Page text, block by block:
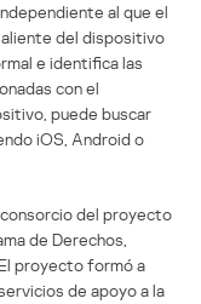
al que el
del dispositivo
e identifica las
con el
puede buscar
iOS, Android o
del proyecto
de Derechos,
proyecto formó a
de apoyo a la